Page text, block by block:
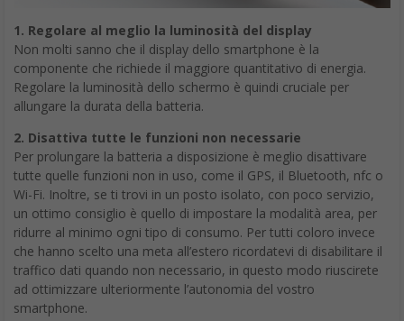
1. Regolare al meglio la luminosità del display
Non molti sanno che il display dello smartphone è la
componente che richiede il maggiore quantitativo di energia.
Regolare la luminosità dello schermo è quindi cruciale per
allungare la durata della batteria.
2. Disattiva tutte le funzioni non necessarie
Per prolungare la batteria a disposizione è meglio disattivare
tutte quelle funzioni non in uso, come il GPS, il Bluetooth, nfc o
Wi-Fi. Inoltre, se ti trovi in un posto isolato, con poco servizio,
un ottimo consiglio è quello di impostare la modalità area, per
ridurre al minimo ogni tipo di consumo. Per tutti coloro invece
che hanno scelto una meta all’estero ricordatevi di disabilitare il
traffico dati quando non necessario, in questo modo riuscirete
ad ottimizzare ulteriormente l’autonomia del vostro
smartphone.